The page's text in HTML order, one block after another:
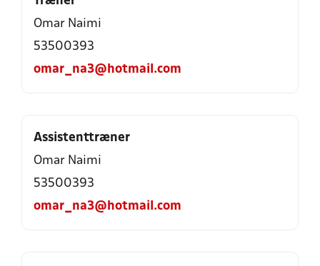
Omar Naimi
53500393
omar_na3@hotmail.com
Assistenttræner
Omar Naimi
53500393
omar_na3@hotmail.com